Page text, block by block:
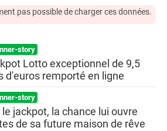
pas possible de charger ces données.
story
Lotto exceptionnel de 9,5
d'euros remporté en ligne
story
jackpot, la chance lui ouvre
de sa future maison de rêve